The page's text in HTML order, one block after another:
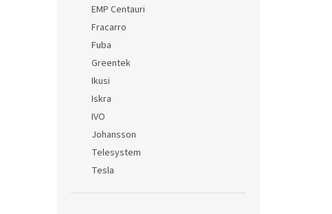
EMP Centauri
Fracarro
Fuba
Greentek
Ikusi
Iskra
IVO
Johansson
Telesystem
Tesla